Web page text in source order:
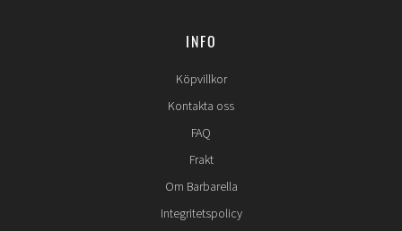
INFO
Köpvillkor
Kontakta oss
FAQ
Frakt
Om Barbarella
Integritetspolicy